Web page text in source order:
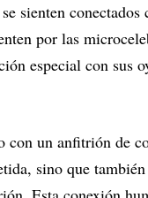
sienten
por las
especial con sus
un anfitrión de
sino que